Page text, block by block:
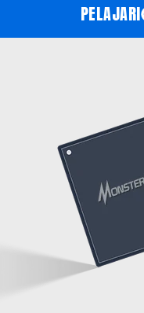
PELAJARI